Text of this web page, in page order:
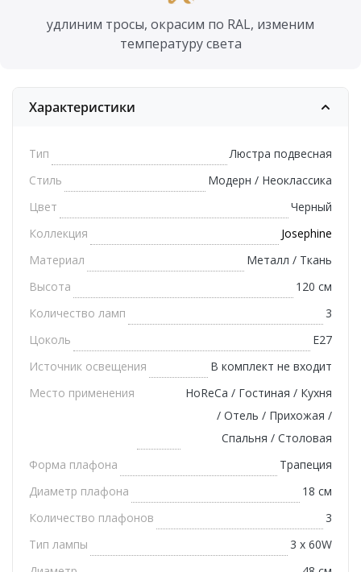
удлиним тросы, окрасим по RAL, изменим
температуру света
Характеристики
Тип
Люстра подвесная
Стиль
Модерн / Неоклассика
Цвет
Черный
Коллекция
Josephine
Материал
Металл / Ткань
Высота
120 см
Количество ламп
3
Цоколь
E27
Источник освещения
В комплект не входит
Место применения
HoReCa / Гостиная / Кухня
/ Отель / Прихожая /
Спальня / Столовая
Форма плафона
Трапеция
Диаметр плафона
18 см
Количество плафонов
3
Тип лампы
3 x 60W